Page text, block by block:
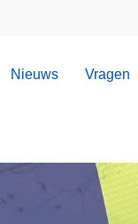
Nieuws Vragen